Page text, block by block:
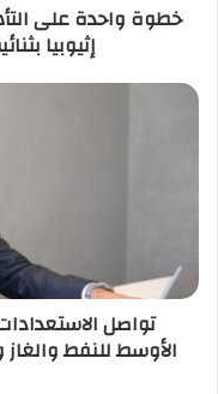
خطوة واحدة على
إثيوبيا
تواصل
الأوسط للنفط